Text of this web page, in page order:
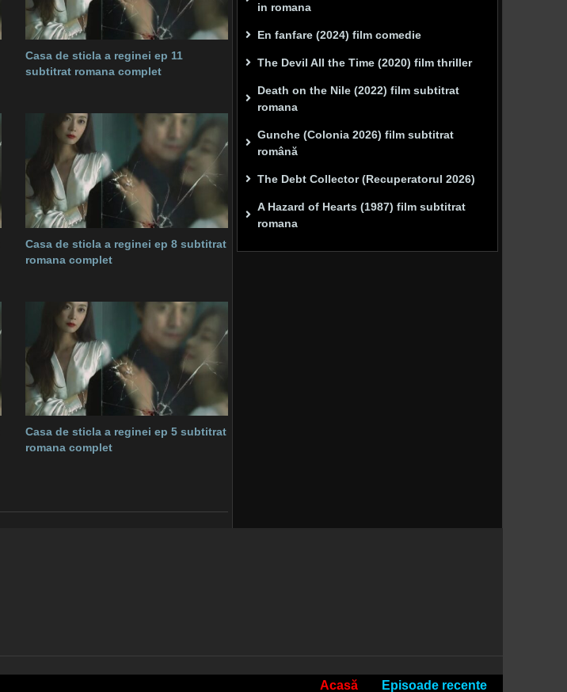
Casa de sticla a reginei ep 11
subtitrat romana complet
Casa de sticla a reginei ep 8 subtitrat
romana complet
Casa de sticla a reginei ep 5 subtitrat
romana complet
in romana
En fanfare (2024) film comedie
The Devil All the Time (2020) film thriller
Death on the Nile (2022) film subtitrat
romana
Gunche (Colonia 2026) film subtitrat
română
The Debt Collector (Recuperatorul 2026)
A Hazard of Hearts (1987) film subtitrat
romana
Acasă Episoade recente